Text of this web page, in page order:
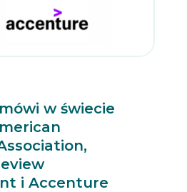
w świecie
i Accenture